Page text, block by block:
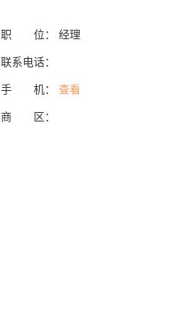
职 位： 经理
联系电话：
手 机： 查看
商 区：